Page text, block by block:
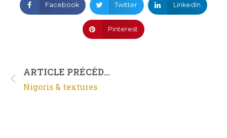
Facebook Twitter LinkedIn
Pinterest
ARTICLE PRÉCÉDENT
Nigoris & textures